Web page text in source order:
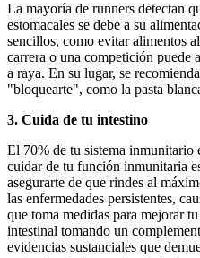
La mayoría de runners detectan
estomacales se debe a su
sencillos, como evitar alimentos
carrera o una competición puede
a raya. En su lugar, se
"bloquearte", como la pasta
3. Cuida de tu intestino
El 70% de tu sistema inmunitario
cuidar de tu función inmunitaria
asegurarte de que rindes al
las enfermedades persistentes,
que toma medidas para mejorar
intestinal tomando un
evidencias sustanciales que